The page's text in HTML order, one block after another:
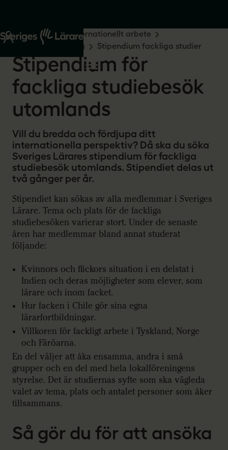
Start Om oss
Internationellt arbete
Medlemsengagemang
Stipendium fackliga studier
Stipendium för
fackliga studiebesök
utomlands
Vill du bredda och fördjupa ditt
internationella perspektiv? Då ska du söka
Sveriges Lärares stipendium för fackliga
studiebesök utomlands. Stipendiet delas ut
två gånger per år.
Stipendiet kan sökas av alla medlemmar i Sveriges
Lärare. Tema och plats för de fackliga
studiebesöken varierar stort. Under de senaste
åren har medlemmar bland annat studerat
följande:
Kvinnors och flickors situation i en delstat i
Indien och deras möjligheter som elever, som
lärare och inom facket.
Hur facken i Chile gör sina egna
lärarfortbildningar.
Villkoren för fackligt arbete i Tyskland, Norge
och Färöarna.
En del väljer att åka ensamma, andra i små
grupper och en del med hela lokalföreningens
styrelse. Det är studiernas syfte som ska vägleda
valet av tema, plats och antalet personer som åker
tillsammans.
Så gör du för att ansöka